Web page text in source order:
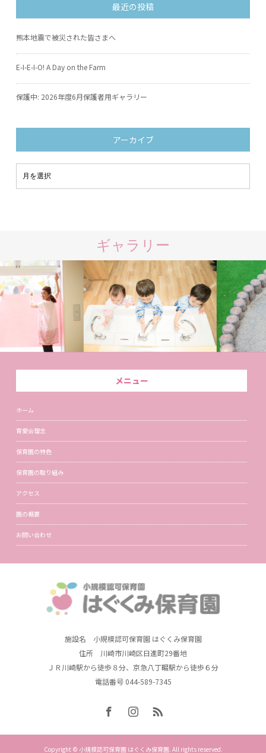
最近の投稿
熊本地震で被災された皆さまへ
E-I-E-I-O! A Day on the Farm
保護中: 2026年度6月保護者用ギャラリー
アーカイブ
ギャラリー
メニュー
ホーム
育愛会理念
保育園の特色
保育園の取り組み
アクセス
園の概要
お問い合わせ
施設名 小規模認可保育園 はぐくみ保育園
住所 川崎市川崎区日進町29番地
ＪＲ川崎駅から徒歩８分、京急八丁畷駅から徒歩６分
電話番号 044-589-7345
Copyright © 小規模認可保育園 はぐくみ保育園. All rights reserved.